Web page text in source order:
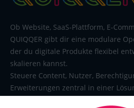
Ob Website, SaaS-Plattform, E-
QUIQQER gibt dir eine modulare
der du digitale Produkte flexibel
skalieren kannst.
Steuere Content, Nutzer,
Erweiterungen zentral in einer